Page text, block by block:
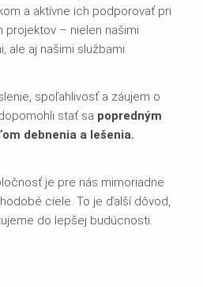
a aktívne ich podporovať pri
projektov – nielen našimi
ale aj našimi službami.
spoľahlivosť a záujem o
stať sa popredným
debnenia a lešenia.
je pre nás mimoriadne
ciele. To je ďalší dôvod,
do lepšej budúcnosti.